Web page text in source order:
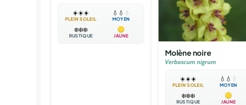
☀️☀️☀️
PLEIN SOLEIL
💧 💧 💧
MOYEN
❄️❄️❄️
RUSTIQUE JAUNE
Molène noire
Verbascum nigrum
☀️☀️☀️
PLEIN SOLEIL
💧 💧 💧
MOYEN
❄️❄️❄️
RUSTIQUE JAUNE